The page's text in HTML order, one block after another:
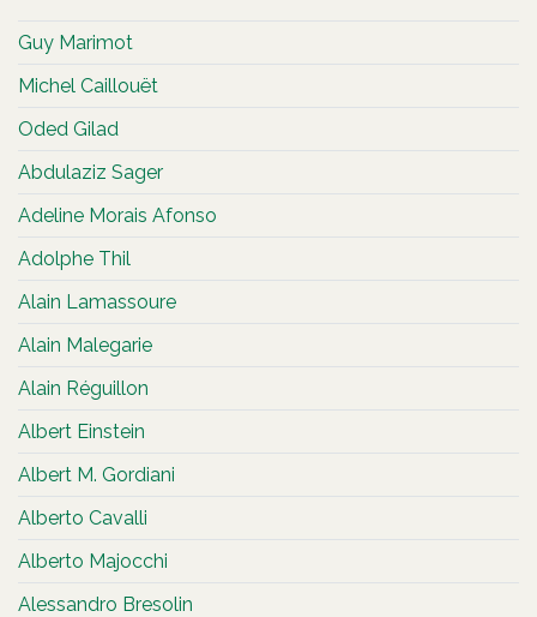
Guy Marimot
Michel Caillouët
Oded Gilad
Abdulaziz Sager
Adeline Morais Afonso
Adolphe Thil
Alain Lamassoure
Alain Malegarie
Alain Réguillon
Albert Einstein
Albert M. Gordiani
Alberto Cavalli
Alberto Majocchi
Alessandro Bresolin